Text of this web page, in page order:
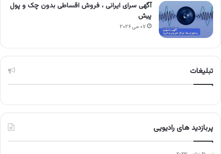
آگهی سرای ایرانی ، فروش اقساطی بدون چک و پول
پیش
۰۷ می ۲۰۲۶
تبلیغات
پربازدید های رادیویی